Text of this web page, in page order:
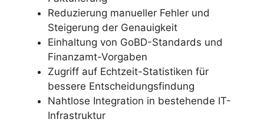
Reduzierung manueller Fehler und
Steigerung der Genauigkeit
Einhaltung von GoBD-Standards und
Finanzamt-Vorgaben
Zugriff auf Echtzeit-Statistiken für
bessere Entscheidungsfindung
Nahtlose Integration in bestehende IT-
Infrastruktur